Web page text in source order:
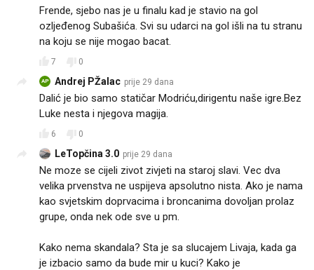
Frende, sjebo nas je u finalu kad je stavio na gol
ozljeđenog Subašića. Svi su udarci na gol išli na tu stranu
na koju se nije mogao bacat.
7 0
AP Andrej PŽalac prije 29 dana
Dalić je bio samo statičar Modriću,dirigentu naše igre.Bez
Luke nesta i njegova magija.
6 0
LeTopčina 3.0 prije 29 dana
Ne moze se cijeli zivot zivjeti na staroj slavi. Vec dva
velika prvenstva ne uspijeva apsolutno nista. Ako je nama
kao svjetskim doprvacima i broncanima dovoljan prolaz
grupe, onda nek ode sve u pm.
Kako nema skandala? Sta je sa slucajem Livaja, kada ga
je izbacio samo da bude mir u kuci? Kako je